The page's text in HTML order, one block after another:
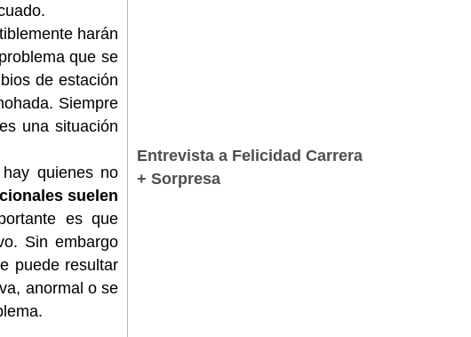
harán
que se
de estación
Siempre
una situación
quienes no
suelen
es que
Sin embargo
puede resultar
anormal o se
Entrevista a Felicidad Carrera
+ Sorpresa